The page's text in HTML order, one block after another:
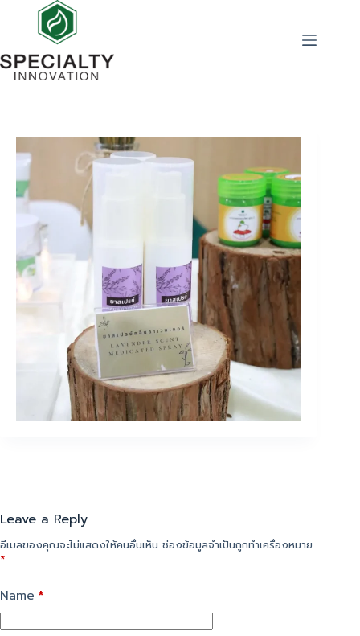
Leave a Reply
อีเมลของคุณจะไม่แสดงให้คนอื่นเห็น ช่องข้อมูลจำเป็นถูกทำเครื่องหมาย
*
Name *